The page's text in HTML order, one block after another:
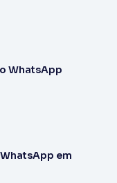
WhatsApp
em